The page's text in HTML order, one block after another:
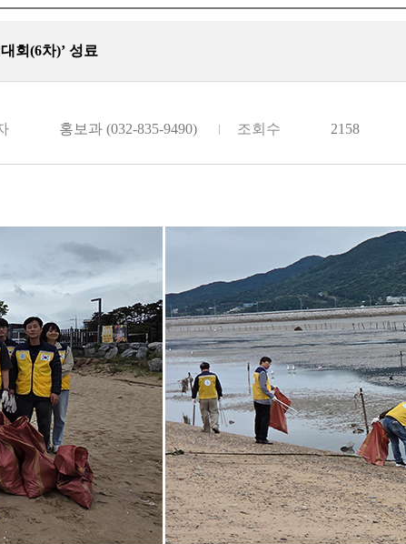
회(6차)’ 성료
홍보과 (032-835-9490) 조회수 2158